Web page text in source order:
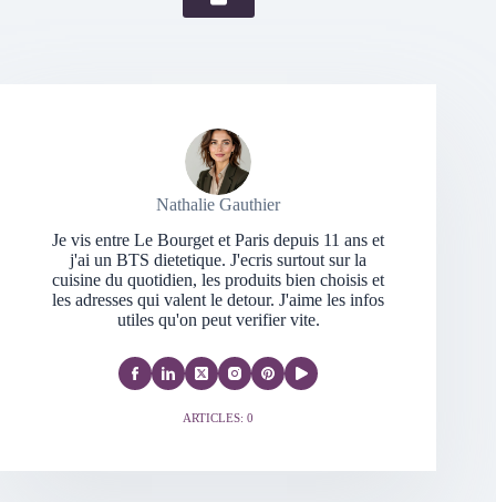
Nathalie Gauthier
Je vis entre Le Bourget et Paris depuis 11 ans et
j'ai un BTS dietetique. J'ecris surtout sur la
cuisine du quotidien, les produits bien choisis et
les adresses qui valent le detour. J'aime les infos
utiles qu'on peut verifier vite.
ARTICLES: 0